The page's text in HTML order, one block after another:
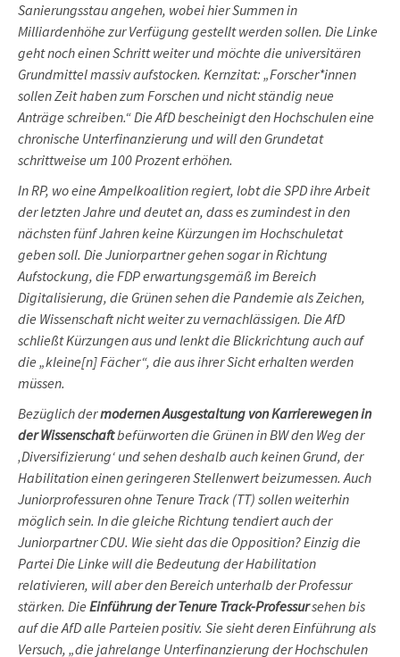
Sanierungsstau angehen, wobei hier Summen in
Milliardenhöhe zur Verfügung gestellt werden sollen. Die Linke
geht noch einen Schritt weiter und möchte die universitären
Grundmittel massiv aufstocken. Kernzitat: „Forscher*innen
sollen Zeit haben zum Forschen und nicht ständig neue
Anträge schreiben.“ Die AfD bescheinigt den Hochschulen eine
chronische Unterfinanzierung und will den Grundetat
schrittweise um 100 Prozent erhöhen.
In RP, wo eine Ampelkoalition regiert, lobt die SPD ihre Arbeit
der letzten Jahre und deutet an, dass es zumindest in den
nächsten fünf Jahren keine Kürzungen im Hochschuletat
geben soll. Die Juniorpartner gehen sogar in Richtung
Aufstockung, die FDP erwartungsgemäß im Bereich
Digitalisierung, die Grünen sehen die Pandemie als Zeichen,
die Wissenschaft nicht weiter zu vernachlässigen. Die AfD
schließt Kürzungen aus und lenkt die Blickrichtung auch auf
die „kleine[n] Fächer“, die aus ihrer Sicht erhalten werden
müssen.
Bezüglich dermodernen Ausgestaltung von Karrierewegen in
der Wissenschaftbefürworten die Grünen in BW den Weg der
‚Diversifizierung‘ und sehen deshalb auch keinen Grund, der
Habilitation einen geringeren Stellenwert beizumessen. Auch
Juniorprofessuren ohne Tenure Track (TT) sollen weiterhin
möglich sein. In die gleiche Richtung tendiert auch der
Juniorpartner CDU. Wie sieht das die Opposition? Einzig die
Partei Die Linke will die Bedeutung der Habilitation
relativieren, will aber den Bereich unterhalb der Professur
stärken. Die Einführung der Tenure Track-Professursehen bis
auf die AfD alle Parteien positiv. Sie sieht deren Einführung als
Versuch, „die jahrelange Unterfinanzierung der Hochschulen